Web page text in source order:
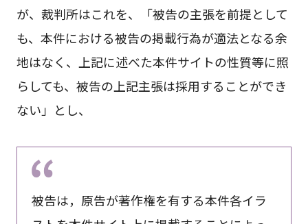
が、裁判所はこれを、「被告の主張を前提として
も、本件における被告の掲載行為が適法となる余
地はなく、上記に述べた本件サイトの性質等に照
らしても、被告の上記主張は採用することができ
ない」とし、
被告は，原告が著作権を有する本件各イラ